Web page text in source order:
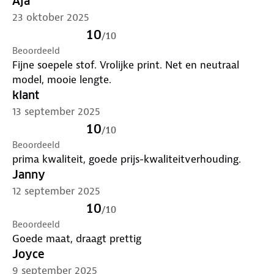
23 oktober 2025
10/10
Beoordeeld
Fijne soepele stof. Vrolijke print. Net en neutraal
model, mooie lengte.
klant
13 september 2025
10/10
Beoordeeld
prima kwaliteit, goede prijs-kwaliteitverhouding.
Janny
12 september 2025
10/10
Beoordeeld
Goede maat, draagt prettig
Joyce
9 september 2025